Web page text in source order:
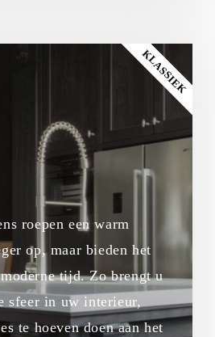
roepen een warm
op, maar bieden het
tijd. Zo brengt u
sfeer in uw interieur,
te hoeven doen aan het
KLASSIEK